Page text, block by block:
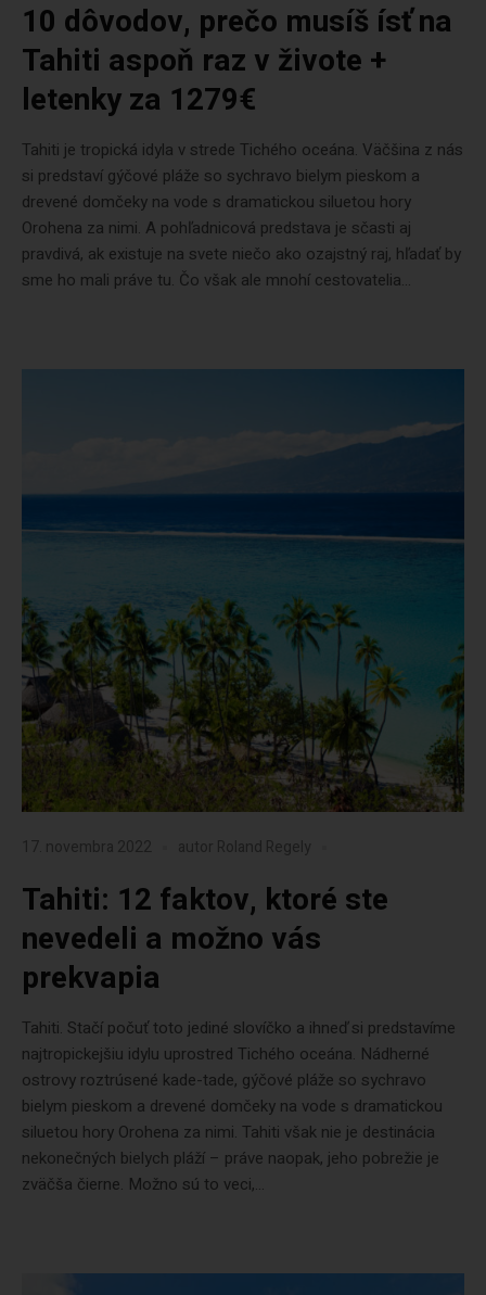
10 dôvodov, prečo musíš ísť na
Tahiti aspoň raz v živote +
letenky za 1279€
Tahiti je tropická idyla v strede Tichého oceána. Väčšina z nás
si predstaví gýčové pláže so sychravo bielym pieskom a
drevené domčeky na vode s dramatickou siluetou hory
Orohena za nimi. A pohľadnicová predstava je sčasti aj
pravdivá, ak existuje na svete niečo ako ozajstný raj, hľadať by
sme ho mali práve tu. Čo však ale mnohí cestovatelia...
17. novembra 2022 autor Roland Regely
Tahiti: 12 faktov, ktoré ste
nevedeli a možno vás
prekvapia
Tahiti. Stačí počuť toto jediné slovíčko a ihneď si predstavíme
najtropickejšiu idylu uprostred Tichého oceána. Nádherné
ostrovy roztrúsené kade-tade, gýčové pláže so sychravo
bielym pieskom a drevené domčeky na vode s dramatickou
siluetou hory Orohena za nimi. Tahiti však nie je destinácia
nekonečných bielych pláží – práve naopak, jeho pobrežie je
zväčša čierne. Možno sú to veci,...